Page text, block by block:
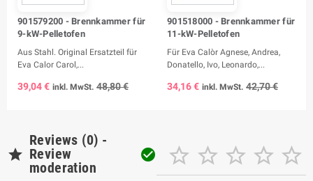
901579200 - Brennkammer für
9-kW-Pelletofen
Aus Stahl. Original Ersatzteil für
Eva Calor Carol,...
39,04 € inkl. MwSt. 48,80 €
901518000 - Brennkammer für
11-kW-Pelletofen
Für Eva Calòr Agnese, Andrea,
Donatello, Ivo, Leonardo,...
34,16 € inkl. MwSt. 42,70 €

Reviews (0) -
Review
moderation
     